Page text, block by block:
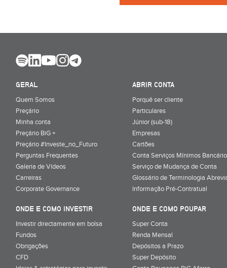
GERAL
Quem Somos
Preçário
Minha conta
Preçário BiG +
Preçário #Investe_no_Futuro
Perguntas Frequentes
Galeria de Vídeos
Carreiras
Corporate Governance
ABRIR CONTA
Porquê ser cliente
Particulares
Júnior (sub-18)
Empresas
Cartões
Conta Serviços Mínimos
Serviço de Mudança de Conta
Glossário de Terminologia
Informação Pré-Contratual
ONDE E COMO INVESTIR
Investir directamente em bolsa
Fundos
Obrigações
CFD
ONDE E COMO POUPAR
Super Conta
Renda Mensal
Depósitos a Prazo
Super Depósito